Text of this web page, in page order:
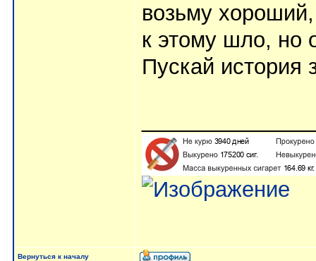
возьму
к этому шло, но
Пускай история
Вернуться к началу